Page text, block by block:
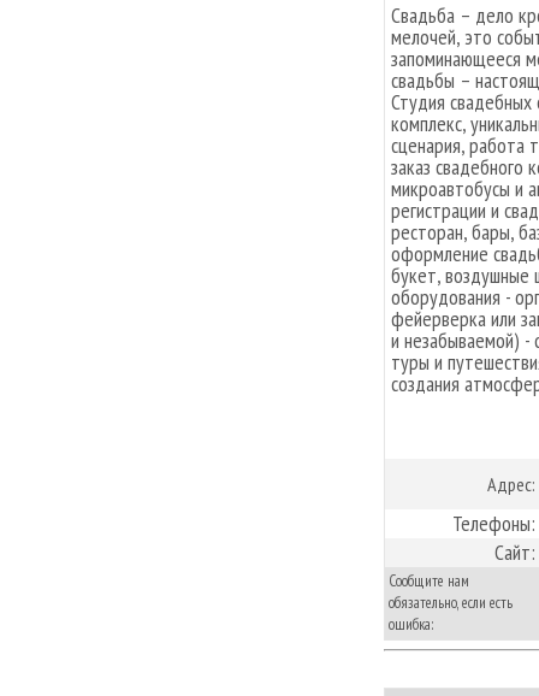
Свадьба – дело
мелочей, это
запоминающееся
свадьбы –
Студия
комплекс,
сценария, работа
заказ свадебного
микроавтобусы и
регистрации и
ресторан, бары,
оформление
букет, воздушные
оборудования -
фейерверка или
и незабываемой)
туры и
создания
Адрес:
Телефоны:
Сайт:
Сообщите нам
обязательно, если есть
ошибка: